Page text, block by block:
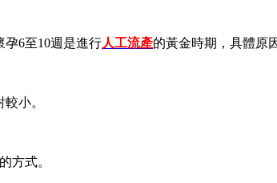
6至10週是進行人工流產的黃金時期，具體原
小。
方式。